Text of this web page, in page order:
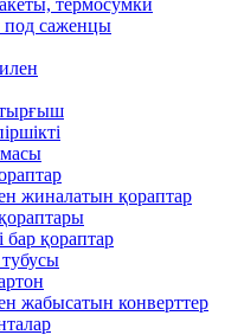
под саженцы
жиналатын қораптар
бар қораптар
жабысатын конверттер